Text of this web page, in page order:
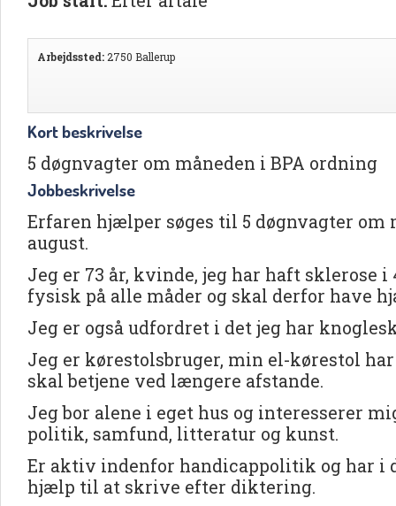
Arbejdssted: 2750 Ballerup
Kort beskrivelse
5 døgnvagter om måneden i BPA ordning
Jobbeskrivelse
Erfaren hjælper søges til 5 døgnvagter om
august.
Jeg er 73 år, kvinde, jeg har haft sklerose i
fysisk på alle måder og skal derfor have
Jeg er også udfordret i det jeg har
Jeg er kørestolsbruger, min el-kørestol
skal betjene ved længere afstande.
Jeg bor alene i eget hus og interesserer
politik, samfund, litteratur og kunst.
Er aktiv indenfor handicappolitik og har i
hjælp til at skrive efter diktering.